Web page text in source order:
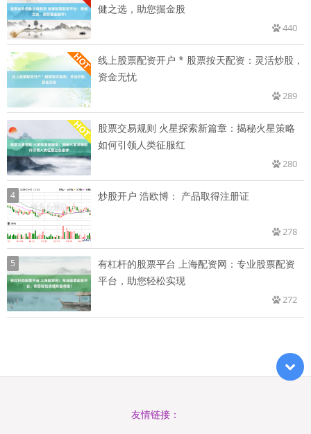
健之选，助您掘金股
440
线上股票配资开户 * 股票按天配资：灵活炒股，
资金无忧
289
股票交易规则 火星探索新篇章：揭秘火星策略
如何引领人类征服红
280
4 炒股开户 浩欧博： 产品取得注册证
278
5
有杠杆的股票平台 上海配资网：专业股票配资
平台，助您轻松实现
272
友情链接：